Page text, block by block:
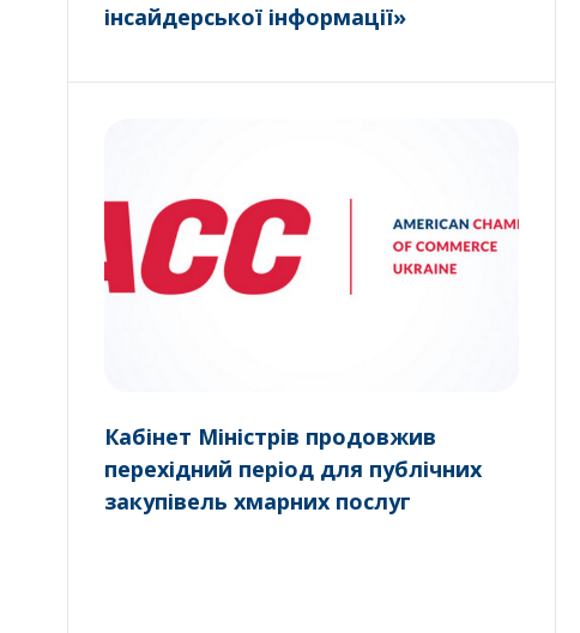
інсайдерської інформації»
Кабінет Міністрів продовжив
перехідний період для публічних
закупівель хмарних послуг